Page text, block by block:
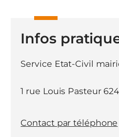
Infos
Service Etat-Civil
1 rue Louis Pasteur
Contact par téléphone